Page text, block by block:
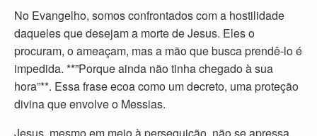
No Evangelho, somos confrontados com a hostilidade
daqueles que desejam a morte de Jesus. Eles o
procuram, o ameaçam, mas a mão que busca prendê-lo é
impedida. **”Porque ainda não tinha chegado à sua
hora”**. Essa frase ecoa como um decreto, uma proteção
divina que envolve o Messias.